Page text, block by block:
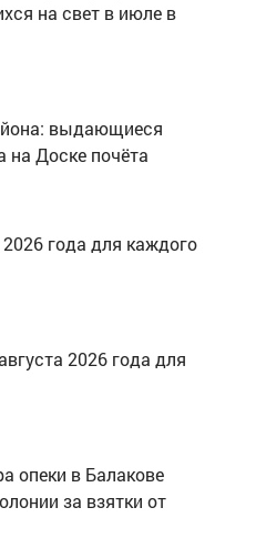
на свет в июле в
выдающиеся
Доске почёта
года для каждого
2026 года для
опеки в Балакове
за взятки от